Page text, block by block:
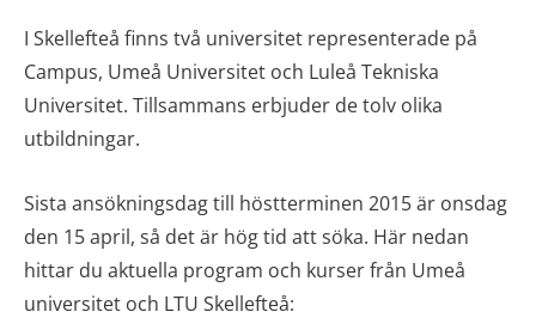
I Skellefteå finns två universitet representerade på
Campus, Umeå Universitet och Luleå Tekniska
Universitet. Tillsammans erbjuder de tolv olika
utbildningar.
Sista ansökningsdag till höstterminen 2015 är onsdag
den 15 april, så det är hög tid att söka. Här nedan
hittar du aktuella program och kurser från Umeå
universitet och LTU Skellefteå: